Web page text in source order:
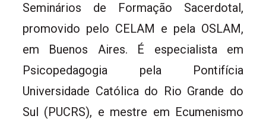
Seminários de Formação Sacerdotal,
promovido pelo CELAM e pela OSLAM,
em Buenos Aires. É especialista em
Psicopedagogia pela Pontifícia
Universidade Católica do Rio Grande do
Sul (PUCRS), e mestre em Ecumenismo